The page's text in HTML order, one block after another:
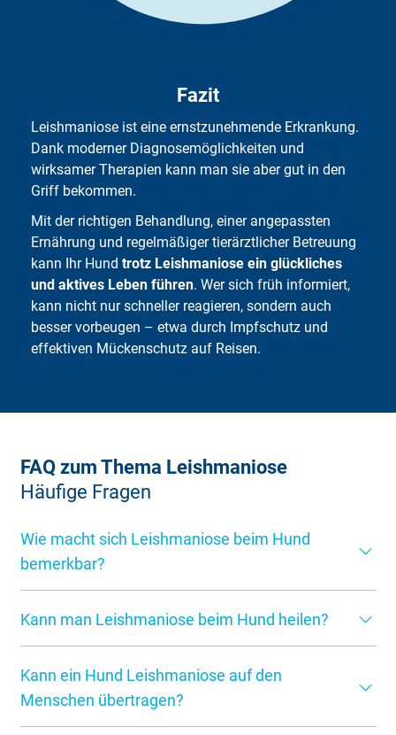
Fazit
Leishmaniose ist eine ernstzunehmende Erkrankung.
Dank moderner Diagnosemöglichkeiten und
wirksamer Therapien kann man sie aber gut in den
Griff bekommen.
Mit der richtigen Behandlung, einer angepassten
Ernährung und regelmäßiger tierärztlicher Betreuung
kann Ihr Hund trotz Leishmaniose ein glückliches
und aktives Leben führen. Wer sich früh informiert,
kann nicht nur schneller reagieren, sondern auch
besser vorbeugen – etwa durch Impfschutz und
effektiven Mückenschutz auf Reisen.
FAQ zum Thema Leishmaniose
Häufige Fragen
Wie macht sich Leishmaniose beim Hund
bemerkbar?
Typisch sind Hautveränderungen, Haarausfall (z. B. um
Augen oder Schnauze), Gewichtsverlust, Müdigkeit,
Organprobleme. Manche Hunde zeigen jedoch lange Zeit
keine Symptome.
Kann man Leishmaniose beim Hund heilen?
richtigen Therapie kann die Krankheit aber gut kontrolliert
werden. Viele betroffene Hunde leben mit entsprechender
Kann ein Hund Leishmaniose auf den
Menschen übertragen?